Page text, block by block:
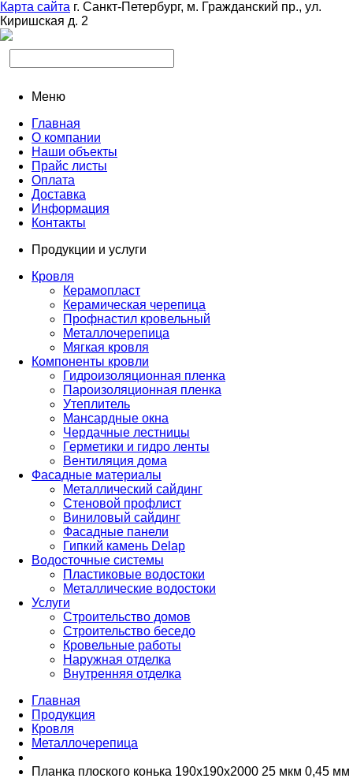
Карта сайта г. Санкт-Петербург, м. Гражданский пр., ул.
Киришская д. 2
Меню
Главная
О компании
Наши объекты
Прайс листы
Оплата
Доставка
Информация
Контакты
Продукции и услуги
Кровля
Керамопласт
Керамическая черепица
Профнастил кровельный
Металлочерепица
Мягкая кровля
Компоненты кровли
Гидроизоляционная пленка
Пароизоляционная пленка
Утеплитель
Мансардные окна
Чердачные лестницы
Герметики и гидро ленты
Вентиляция дома
Фасадные материалы
Металлический сайдинг
Стеновой профлист
Виниловый сайдинг
Фасадные панели
Гипкий камень Delap
Водосточные системы
Пластиковые водостоки
Металлические водостоки
Услуги
Строительство домов
Строительство беседо
Кровельные работы
Наружная отделка
Внутренняя отделка
Главная
Продукция
Кровля
Металлочерепица
Планка плоского конька 190х190х2000 25 мкм 0,45 мм